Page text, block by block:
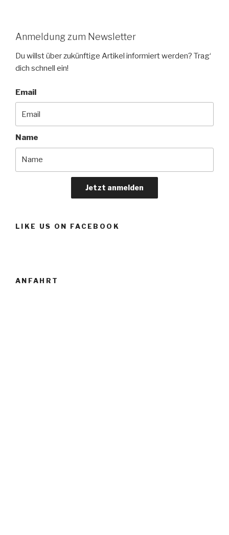
Anmeldung zum Newsletter
Du willst über zukünftige Artikel informiert werden? Trag‘
dich schnell ein!
Email
Name
Jetzt anmelden
LIKE US ON FACEBOOK
ANFAHRT